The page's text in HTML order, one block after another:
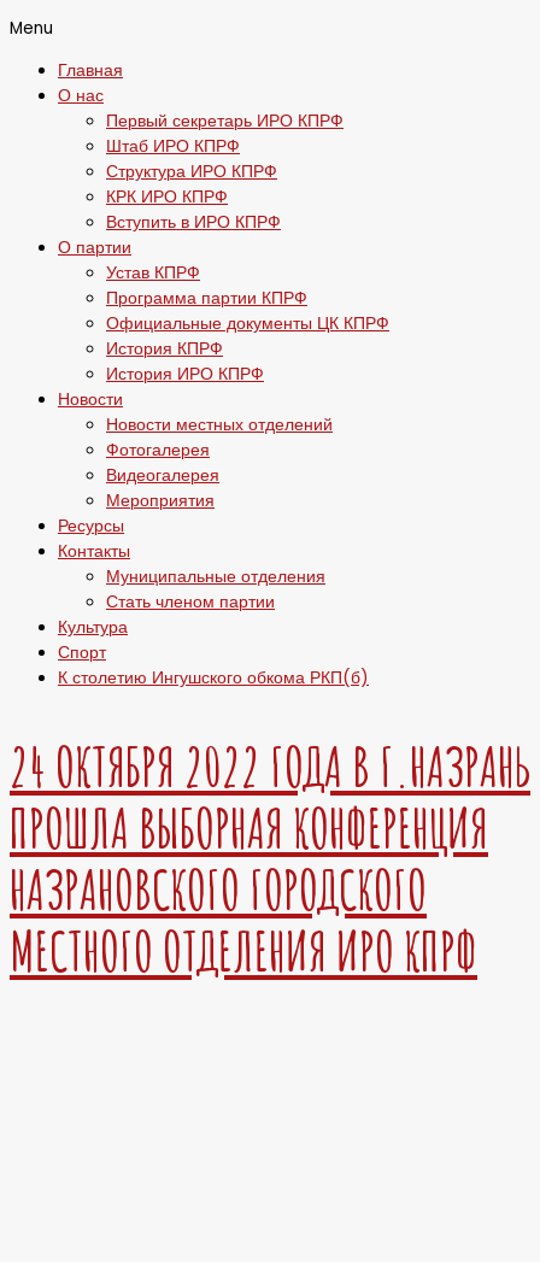
Menu
Главная
О нас
Первый секретарь ИРО КПРФ
Штаб ИРО КПРФ
Структура ИРО КПРФ
КРК ИРО КПРФ
Вступить в ИРО КПРФ
О партии
Устав КПРФ
Программа партии КПРФ
Официальные документы ЦК КПРФ
История КПРФ
История ИРО КПРФ
Новости
Новости местных отделений
Фотогалерея
Видеогалерея
Мероприятия
Ресурсы
Контакты
Муниципальные отделения
Стать членом партии
Культура
Спорт
К столетию Ингушского обкома РКП(б)
24 ОКТЯБРЯ 2022 ГОДА В Г.НАЗРАНЬ
ПРОШЛА ВЫБОРНАЯ КОНФЕРЕНЦИЯ
НАЗРАНОВСКОГО ГОРОДСКОГО
МЕСТНОГО ОТДЕЛЕНИЯ ИРО КПРФ